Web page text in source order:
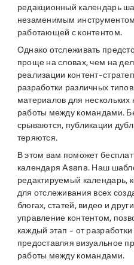
редакционный календарь
незаменимым
работающей с контентом.
Однако отслеживать
проще на словах, чем на
реализации контент-
разработки различных
материалов для
работы между командами.
срываются, публикации
теряются.
В этом вам поможет
календаря Asana. Наш
редактируемый календарь,
для отслеживания всех
блогах, статей, видео и
управление контентом,
каждый этап - от
предоставляя визуальное
работы между командами.